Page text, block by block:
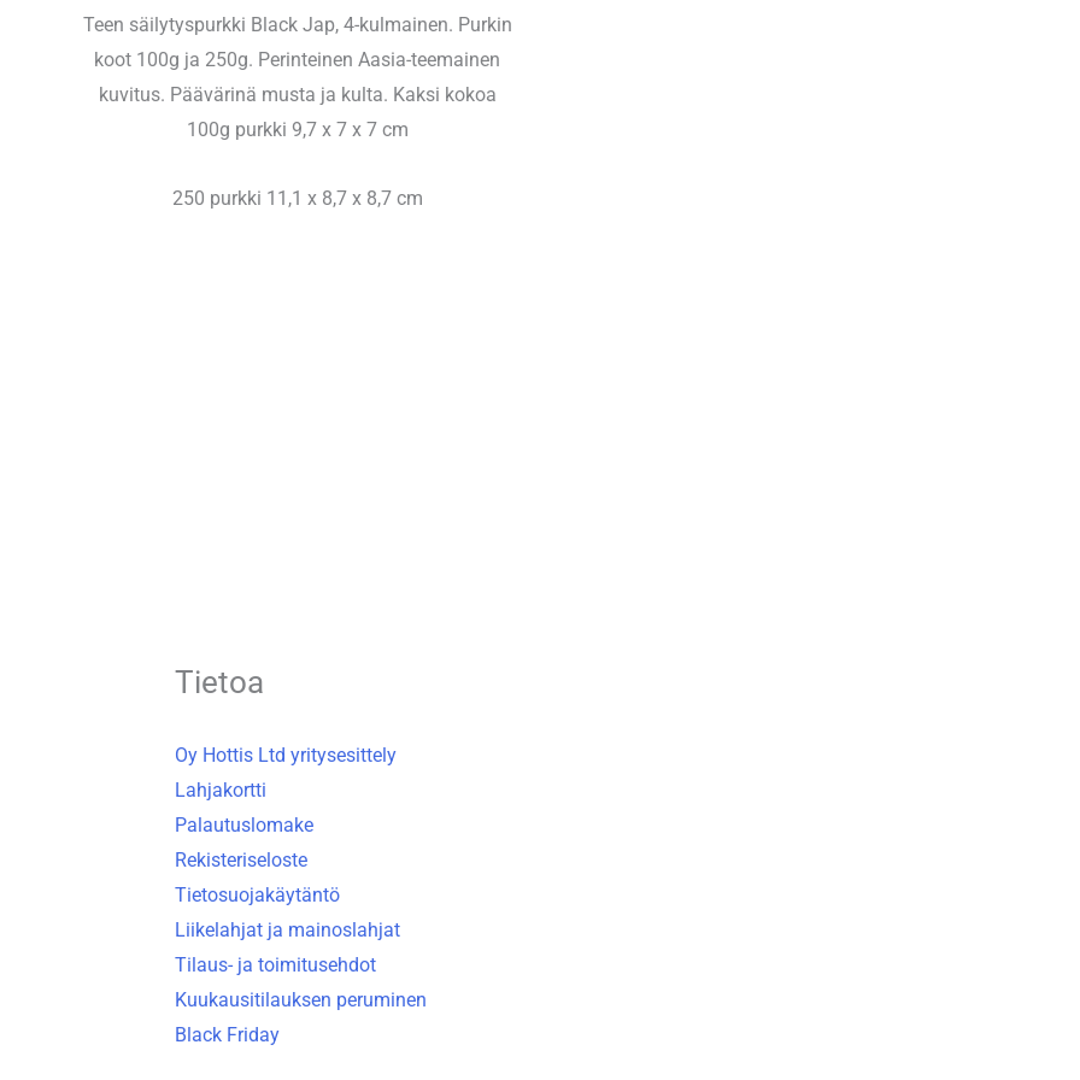
Teen säilytyspurkki Black Jap, 4-kulmainen. Purkin
koot 100g ja 250g. Perinteinen Aasia-teemainen
kuvitus. Päävärinä musta ja kulta. Kaksi kokoa
100g purkki 9,7 x 7 x 7 cm
250 purkki 11,1 x 8,7 x 8,7 cm
Tietoa
Oy Hottis Ltd yritysesittely
Lahjakortti
Palautuslomake
Rekisteriseloste
Tietosuojakäytäntö
Liikelahjat ja mainoslahjat
Tilaus- ja toimitusehdot
Kuukausitilauksen peruminen
Black Friday